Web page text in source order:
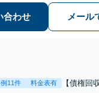
解決まで弁護
ーディーに対
合わせ メール
11件 料金表有
【債権回